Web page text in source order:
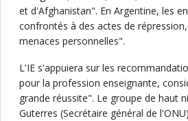
et d'Afghanistan". En Argentine, les
confrontés à des actes de
menaces personnelles".
L'IE s'appuiera sur les
pour la profession enseignante,
grande réussite". Le groupe de haut
Guterres (Secrétaire général de